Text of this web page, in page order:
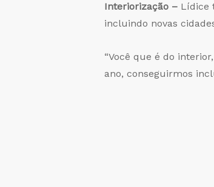
Interiorização – Lídice
incluindo novas
“Você que é do
ano, conseguirmos